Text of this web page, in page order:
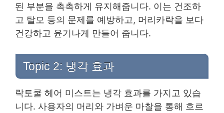
된 부분을 촉촉하게 유지해줍니다. 이는 건조하
고 탈모 등의 문제를 예방하고, 머리카락을 보다
건강하고 윤기나게 만들어 줍니다.
Topic 2: 냉각 효과
락토쿨 헤어 미스트는 냉각 효과를 가지고 있습
니다. 사용자의 머리와 가벼운 마찰을 통해 흐르